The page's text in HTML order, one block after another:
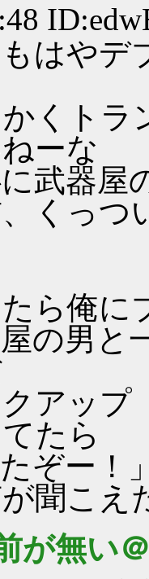
はやデ
くトラ
ーな
武器屋
くっつ
ら俺に
の男と
アッ
たら
ぞー！
聞こえ
が無い